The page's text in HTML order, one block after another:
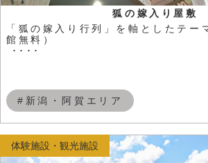
狐の嫁入り屋敷
「狐の嫁入り行列」を軸としたテー
館無料）
････
#新潟・阿賀エリア
体験施設・観光施設